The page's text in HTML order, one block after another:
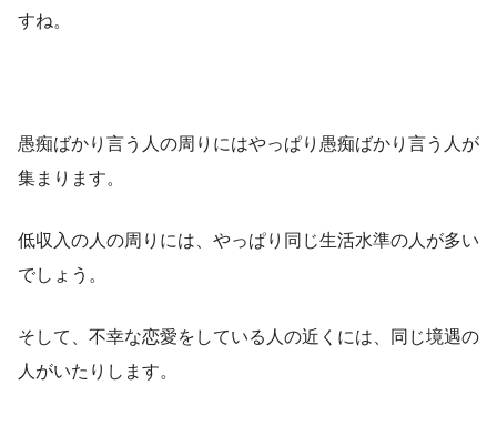
すね。
愚痴ばかり言う人の周りにはやっぱり愚痴ばかり言う人が
集まります。
低収入の人の周りには、やっぱり同じ生活水準の人が多い
でしょう。
そして、不幸な恋愛をしている人の近くには、同じ境遇の
人がいたりします。